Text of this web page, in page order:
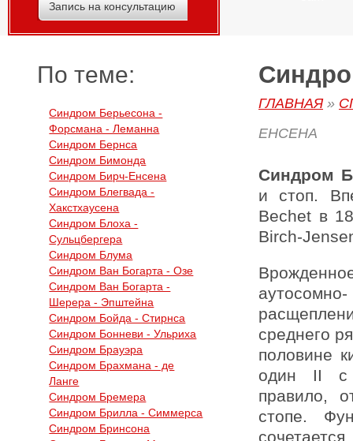
Запись на консультацию
По теме:
Синдром Берьесона -
Форсмана - Леманна
Синдром Бернса
Синдром Бимонда
Синдром Бирч-Енсена
Синдром Блегвада -
Хакстхаусена
Синдром Блоха -
Сульцбергера
Синдром Блума
Синдром Ван Богарта - Озе
Синдром Ван Богарта -
Шерера - Эпштейна
Синдром Бойда - Стирнса
Синдром Бонневи - Ульриха
Синдром Брауэра
Синдром Брахмана - де
Ланге
Синдром Бремера
Синдром Брилла - Симмерса
Синдром Бринсона
ГЛАВНАЯ»
ЕНСЕНА
Синдром
и стоп.
Bechet в
Birch-
среднего
половине
один II с
правило,
стопе.